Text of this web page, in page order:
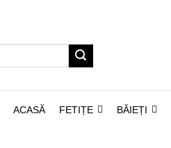
ACASĂ FETIȚE BĂIEȚI